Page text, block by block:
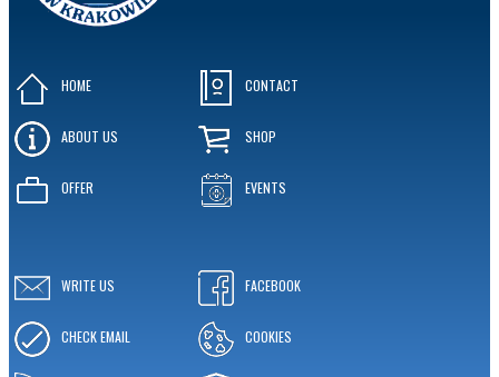
HOME
ABOUT US
OFFER
CONTACT
SHOP
EVENTS
WRITE US
CHECK EMAIL
FACEBOOK
COOKIES